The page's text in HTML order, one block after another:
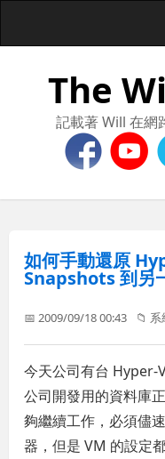
The
記載著 Will 在網
如何手動還原
Snapshots 到另
📅 2009/09/18 00:43 📁 系
今天公司有台 Hyper-
公司開發用的資料庫
夠繼續工作，必須儘
器，但是 VM 的設定